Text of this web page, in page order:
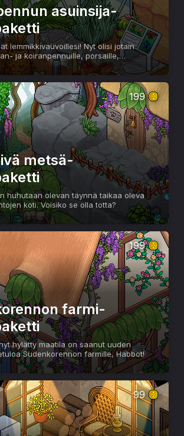
asuinsija-
lemmikkivauvoillesi! Nyt olisi jotain
ja koiranpennuille, porsaille,
terriereille.
199
metsä-
huhutaan olevan täynnä taikaa oleva
koti. Voisiko se olla totta?
199
farmi-
hylätty maatila on saanut uuden
Sudenkorennon farmille, Habbot!
99